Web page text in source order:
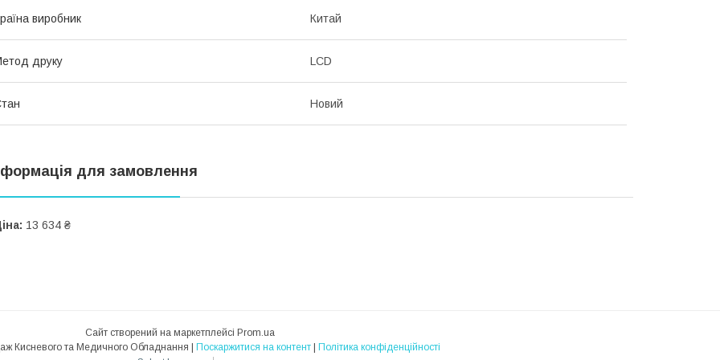
виробник Китай
друку LCD
Новий
для замовлення
13 634 ₴
Сайт створений на маркетплейсі Prom.ua
Medlife911 - Продаж Кисневого та Медичного Обладнання | Поскаржитися на контент | Політика конфіденційності